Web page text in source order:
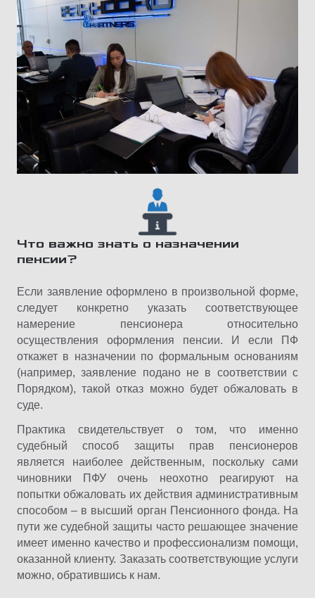
Что важно знать о назначении
пенсии?
Если заявление оформлено в произвольной форме,
следует конкретно указать соответствующее
намерение пенсионера относительно
осуществления оформления пенсии. И если ПФ
откажет в назначении по формальным основаниям
(например, заявление подано не в соответствии с
Порядком), такой отказ можно будет обжаловать в
суде.
Практика свидетельствует о том, что именно
судебный способ защиты прав пенсионеров
является наиболее действенным, поскольку сами
чиновники ПФУ очень неохотно реагируют на
попытки обжаловать их действия административным
способом – в высший орган Пенсионного фонда. На
пути же судебной защиты часто решающее значение
имеет именно качество и профессионализм помощи,
оказанной клиенту. Заказать соответствующие услуги
можно, обратившись к нам.